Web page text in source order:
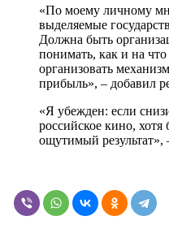
«По моему личному
выделяемые
Должна быть
понимать, как и на
организовать
прибыль», – добавил
«Я убежден: если
российское кино,
ощутимый результат»,